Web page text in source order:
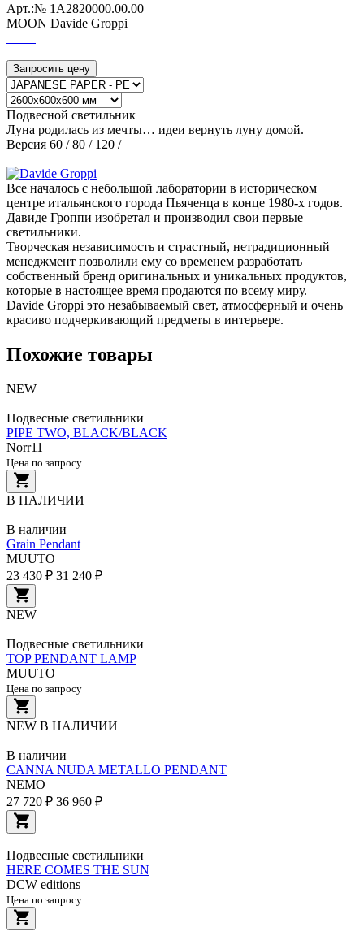
Арт.:№ 1A2820000.00.00
MOON Davide Groppi
Запросить цену
Подвесной светильник
Луна родилась из мечты… идеи вернуть луну домой.
Версия 60 / 80 / 120 /
Все началось c небольшой лаборатории в историческом
центре итальянского города Пьяченца в конце 1980-х годов.
Давиде Гроппи изобретал и производил свои первые
светильники.
Творческая независимость и страстный, нетрадиционный
менеджмент позволили ему со временем разработать
собственный бренд оригинальных и уникальных продуктов,
которые в настоящее время продаются по всему миру.
Davide Groppi это незабываемый свет, атмосферный и очень
красиво подчеркивающий предметы в интерьере.
Похожие товары
NEW
Подвесные светильники
PIPE TWO, BLACK/BLACK
Norr11
Цена по запросу
В НАЛИЧИИ
В наличии
Grain Pendant
MUUTO
23 430 ₽ 31 240 ₽
NEW
Подвесные светильники
TOP PENDANT LAMP
MUUTO
Цена по запросу
NEW В НАЛИЧИИ
В наличии
CANNA NUDA METALLO PENDANT
NEMO
27 720 ₽ 36 960 ₽
Подвесные светильники
HERE COMES THE SUN
DCW editions
Цена по запросу